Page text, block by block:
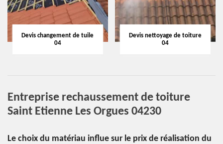
Devis changement de tuile
04
Devis nettoyage de toiture
04
Entreprise rechaussement de toiture
Saint Etienne Les Orgues 04230
Le choix du matériau influe sur le prix de réalisation du